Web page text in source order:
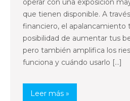
operar con una exposición
que tienen disponible. A
financiero, el apalancamiento
posibilidad de aumentar tus
pero también amplifica los
funciona y cuándo usarlo […]
Leer más »